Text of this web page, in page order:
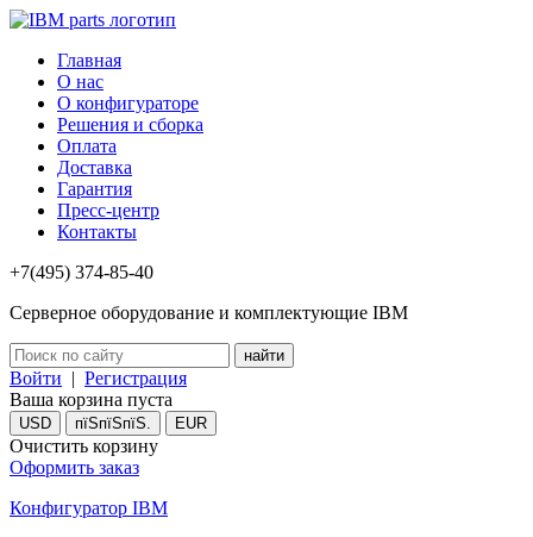
Главная
О нас
О конфигураторе
Решения и сборка
Оплата
Доставка
Гарантия
Пресс-центр
Контакты
+7(495) 374-85-40
Серверное оборудование и комплектующие IBM
Войти | Регистрация
Ваша корзина пуста
USD пїЅпїЅпїЅ. EUR
Очистить корзину
Оформить заказ
Конфигуратор IBM